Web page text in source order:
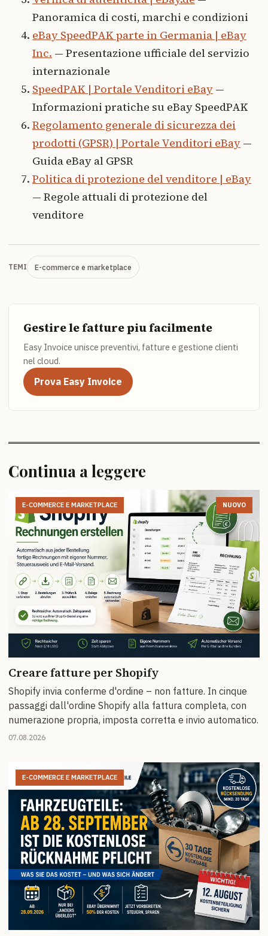
Panoramica di costi, marchi e condizioni
eBay SpeedPAK parte in Germania | eBay
Inc. — Presentazione ufficiale del servizio
internazionale
SpeedPAK | Portale Venditori eBay —
Informazioni pratiche su eBay SpeedPAK
Regolamento generale di sicurezza dei
prodotti (GPSR) | Portale Venditori eBay —
Guida eBay al GPSR
Politica di protezione del venditore | eBay
— Regole attuali di protezione del
venditore
TEMI E-commerce e marketplace
Gestire le fatture piu facilmente
Easy Invoice unisce preventivi, fatture e gestione clienti
nel cloud.
Prova Easy Invoice
Continua a leggere
E-COMMERCE E MARKETPLACE NUOVO
Creare fatture per Shopify
Shopify invia conferme d'ordine – non fatture. In cinque
passaggi dall'ordine Shopify alla fattura completa, con
numerazione propria, imposta corretta e invio automatico.
07.08.2026
E-COMMERCE E MARKETPLACE